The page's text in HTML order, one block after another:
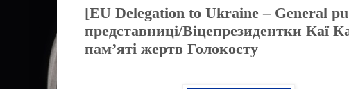
[EU Delegation to Ukraine – General
представниці/Віцепрезидентки Каї
пам’яті жертв Голокосту